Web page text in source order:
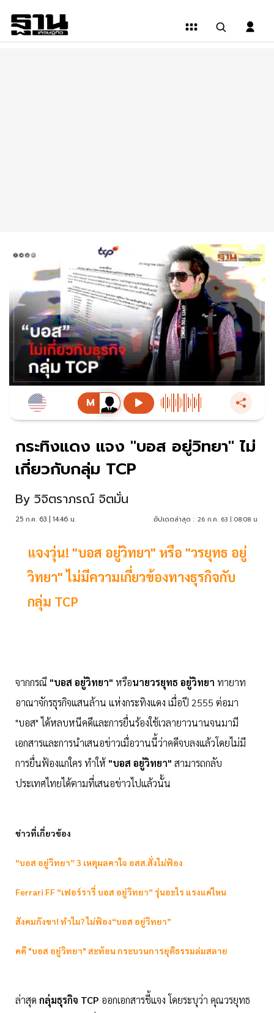
กระทิงแดง แจง "บอส อยู่วิทยา" ไม่
เกี่ยวกับกลุ่ม TCP
By วิจิตราภรณ์ จิตมั่น
25 ก.ค. 63 | 14:46 น. อัปเดตล่าสุด : 26 ก.ค. 63 | 08:08 น.
แจงวุ่น! "บอส อยู่วิทยา" หรือ "วรยุทธ อยู่
วิทยา" ไม่มีความเกี่ยวข้องทางธุรกิจกับ
กลุ่ม TCP
จากกรณี "บอส อยู่วิทยา" หรือนายวรยุทธ อยู่วิทยา ทายาท
อาณาจักรธุรกิจแสนล้าน แห่งกระทิงแดง เมื่อปี 2555 ต่อมา
"บอส" ได้หลบหนีคดีและการยื่นร้องใช้เวลายาวนานจนมามี
เอกสารและการนำเสนอข่าวเมื่อวานนี้ว่าคดีจบลงแล้วโดยไม่มี
การยื่นฟ้องแก่ใคร ทำให้ "บอส อยู่วิทยา" สามารถกลับ
ประเทศไทยได้ตามที่เสนอข่าวไปแล้วนั้น
ข่าวที่เกี่ยวข้อง
“บอส อยู่วิทยา” 3 เหตุผลคาใจ อสส.สั่งไม่ฟ้อง
Ferrari FF “เฟอร์รารี่ บอส อยู่วิทยา” รุ่นอะไร แรงแค่ไหน
สังคมกังขา! ทำไม? ไม่ฟ้อง“บอส อยู่วิทยา”
คดี "บอส อยู่วิทยา" สะท้อน กระบวนการยุติธรรมล่มสลาย
ล่าสุด กลุ่มธุรกิจ TCP ออกเอกสารชี้แจง โดยระบุว่า คุณวรยุทธ